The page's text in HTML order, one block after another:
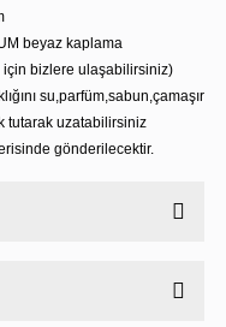
beyaz kaplama
için bizlere ulaşabilirsiniz)
su,parfüm,sabun,çamaşır
tutarak uzatabilirsiniz
gönderilecektir.